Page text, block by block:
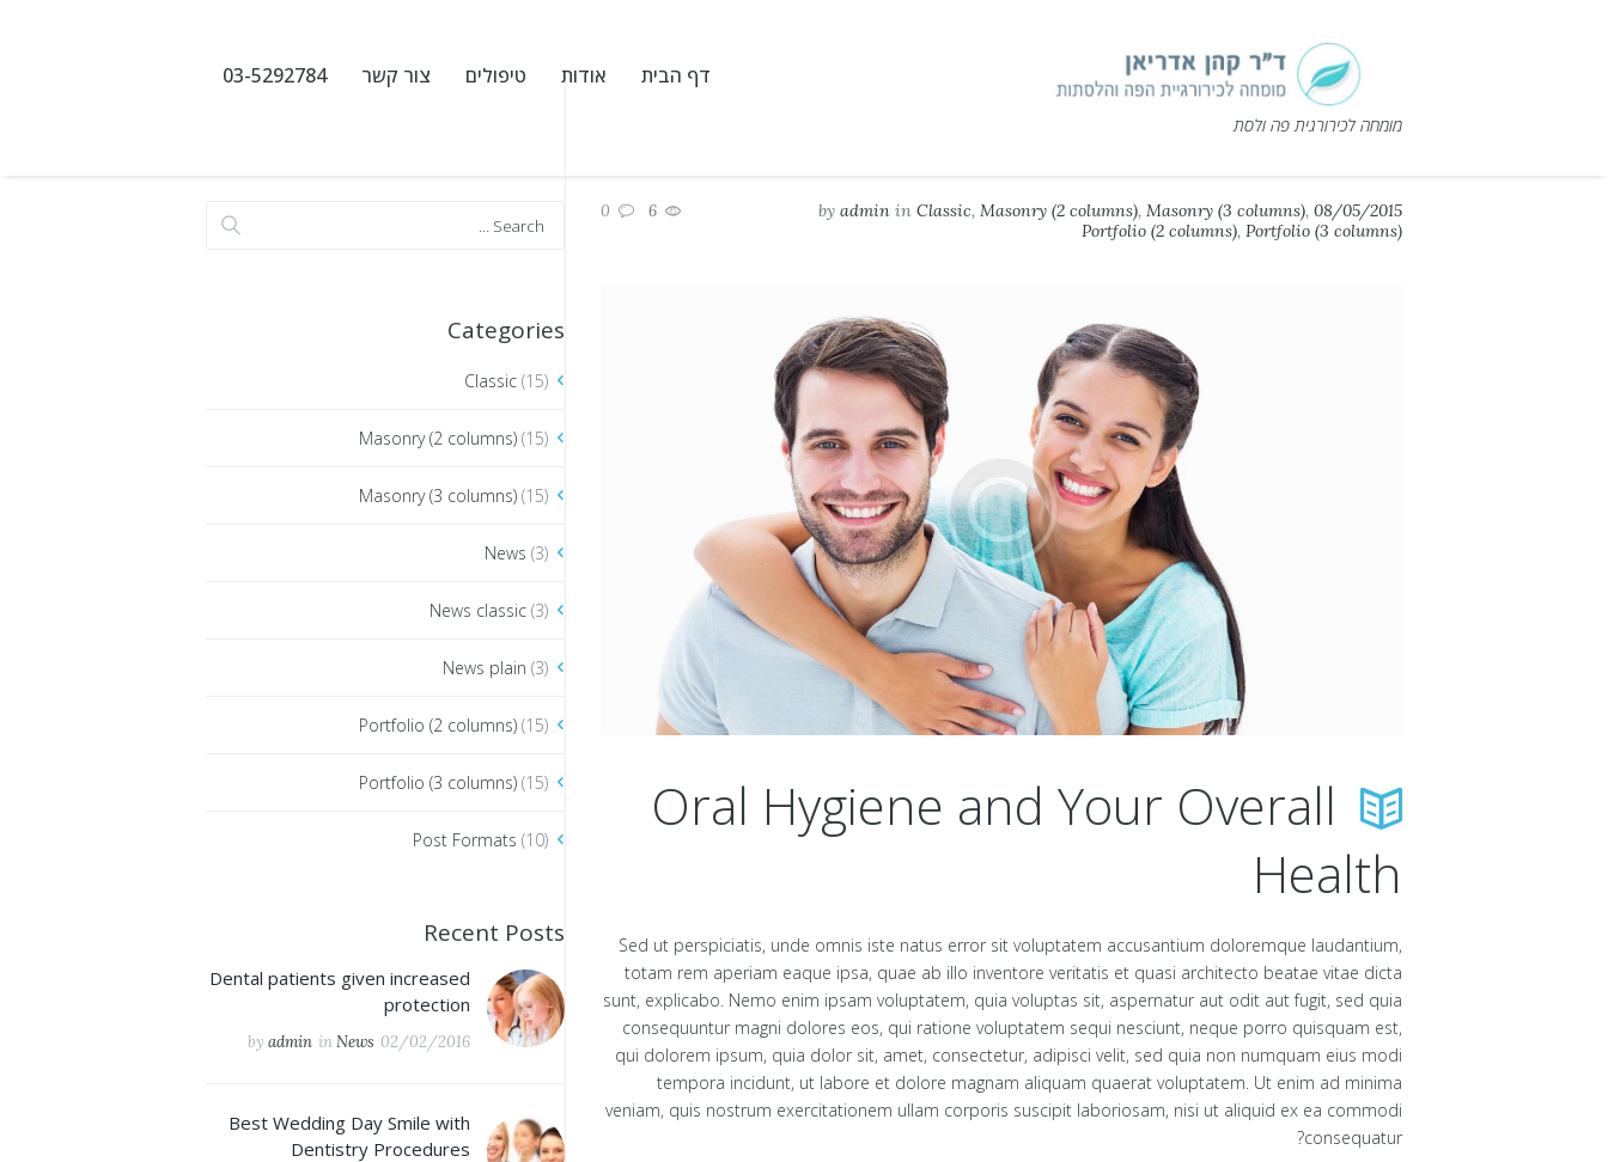
מומחה לכירורגית פה ולסת
דף הבית אודות טיפולים צור קשר 03-5292784
08/05/2015
by admin in Classic, Masonry (2 columns), Masonry (3 columns),
Portfolio (2 columns), Portfolio (3 columns)
6
0
Oral Hygiene and Your Overall
Health
Sed ut perspiciatis, unde omnis iste natus error sit voluptatem accusantium doloremque laudantium,
totam rem aperiam eaque ipsa, quae ab illo inventore veritatis et quasi architecto beatae vitae dicta
sunt, explicabo. Nemo enim ipsam voluptatem, quia voluptas sit, aspernatur aut odit aut fugit, sed quia
consequuntur magni dolores eos, qui ratione voluptatem sequi nesciunt, neque porro quisquam est,
qui dolorem ipsum, quia dolor sit, amet, consectetur, adipisci velit, sed quia non numquam eius modi
tempora incidunt, ut labore et dolore magnam aliquam quaerat voluptatem. Ut enim ad minima
veniam, quis nostrum exercitationem ullam corporis suscipit laboriosam, nisi ut aliquid ex ea commodi
consequatur?
Categories
Classic (15)
Masonry (2 columns) (15)
Masonry (3 columns) (15)
News (3)
News classic (3)
News plain (3)
Portfolio (2 columns) (15)
Portfolio (3 columns) (15)
Post Formats (10)
Recent Posts
Dental patients given increased
protection
02/02/2016
by admin inNews
Best Wedding Day Smile with
Dentistry Procedures